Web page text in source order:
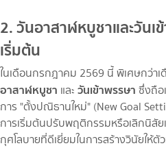
2. วันอาสาฬหบูชาและวัน
เริ่มต้น
ในเดือนกรกฎาคม 2569 นี้ พิเศษกว่าเ
อาสาฬหบูชา และ วันเข้าพรรษา ซึ่งถือ
การ "ตั้งปณิธานใหม่" (New Goal
การเริ่มต้นปรับพฤติกรรมหรือเลิกนิสัย
กุศโลบายที่ดีเยี่ยมในการสร้างวินัยให้ตัว